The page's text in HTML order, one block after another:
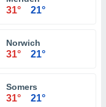
31° 21°
Norwich
31° 21°
Somers
31° 21°